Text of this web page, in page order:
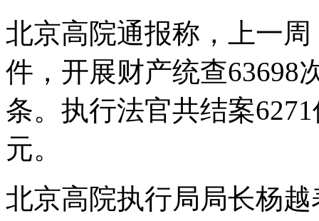
北京高院通报称，上一
件，开展财产统查63698
条。执行法官共结案
元。
北京高院执行局局长杨